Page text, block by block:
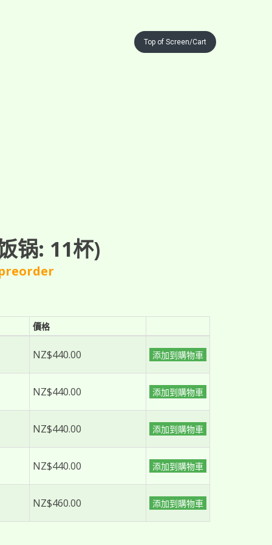
Top of Screen/Cart
锅: 11杯)
價格
NZ$440.00 添加到購物車
NZ$440.00 添加到購物車
NZ$440.00 添加到購物車
NZ$440.00 添加到購物車
NZ$460.00 添加到購物車